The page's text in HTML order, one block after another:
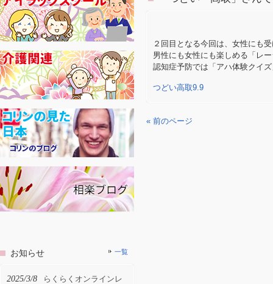
２回目となる今回は、女性にも
男性にも女性にも楽しめる「レ
認知症予防では「アハ体験クイ
つどい高取9.9
« 前のページ
お知らせ 一覧
2025/3/8
らくらくオンラインレ